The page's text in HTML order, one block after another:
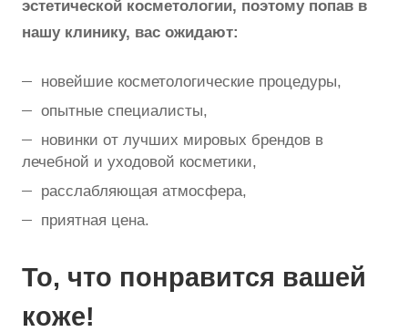
эстетической косметологии, поэтому попав в
нашу клинику, вас ожидают:
новейшие косметологические процедуры,
опытные специалисты,
новинки от лучших мировых брендов в
лечебной и уходовой косметики,
расслабляющая атмосфера,
приятная цена.
То, что понравится вашей
коже!